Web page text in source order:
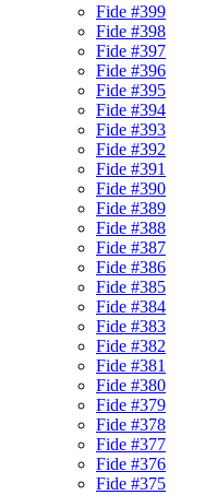
Fide #399
Fide #398
Fide #397
Fide #396
Fide #395
Fide #394
Fide #393
Fide #392
Fide #391
Fide #390
Fide #389
Fide #388
Fide #387
Fide #386
Fide #385
Fide #384
Fide #383
Fide #382
Fide #381
Fide #380
Fide #379
Fide #378
Fide #377
Fide #376
Fide #375